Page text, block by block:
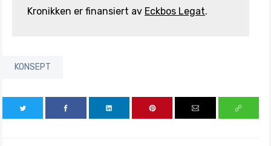
Kronikken er finansiert av Eckbos Legat.
KONSEPT